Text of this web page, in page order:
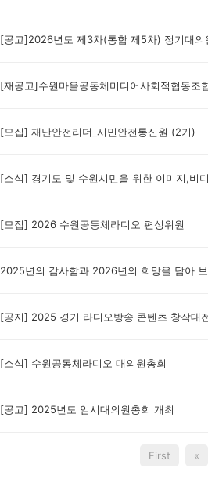
[공고]2026년도 제3차(통합 제5차) 정기대의
[재공고]수원마을공동체미디어사회적협동조
[모집] 재난안전리더_시민안전통신원 (2기)
[소식] 경기도 및 수원시민을 위한 이미지,비
[모집] 2026 수원공동체라디오 편성위원
2025년의 감사함과 2026년의 희망을 담아
[공지] 2025 경기 라디오방송 콘텐츠 창작대
[소식] 수원공동체라디오 대의원총회
[공고] 2025년도 임시대의원총회 개최
First «